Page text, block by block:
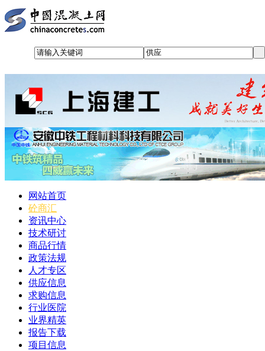
网站首页
砼商汇
资讯中心
技术研讨
商品行情
政策法规
人才专区
供应信息
求购信息
行业医院
业界精英
报告下载
项目信息